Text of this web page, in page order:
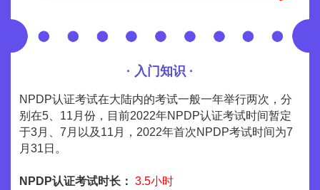
· 入门知识 ·
NPDP认证考试在大陆内的考试一般一年举行两次，分
别在5、11月份，目前2022年NPDP认证考试时间暂定
于3月、7月以及11月，2022年首次NPDP考试时间为7
月31日。
NPDP认证考试时长： 3.5小时